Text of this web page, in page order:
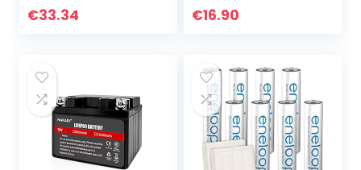
loodgel accu
€33.34
verpakking als
€16.90